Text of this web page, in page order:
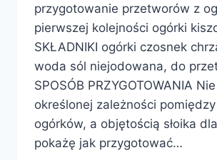
przygotowanie przetworów z
pierwszej kolejności ogórki
SKŁADNIKI ogórki czosnek
woda sól niejodowana, do
SPOSÓB PRZYGOTOWANIA
określonej zależności
ogórków, a objętością słoika
pokażę jak przygotować…